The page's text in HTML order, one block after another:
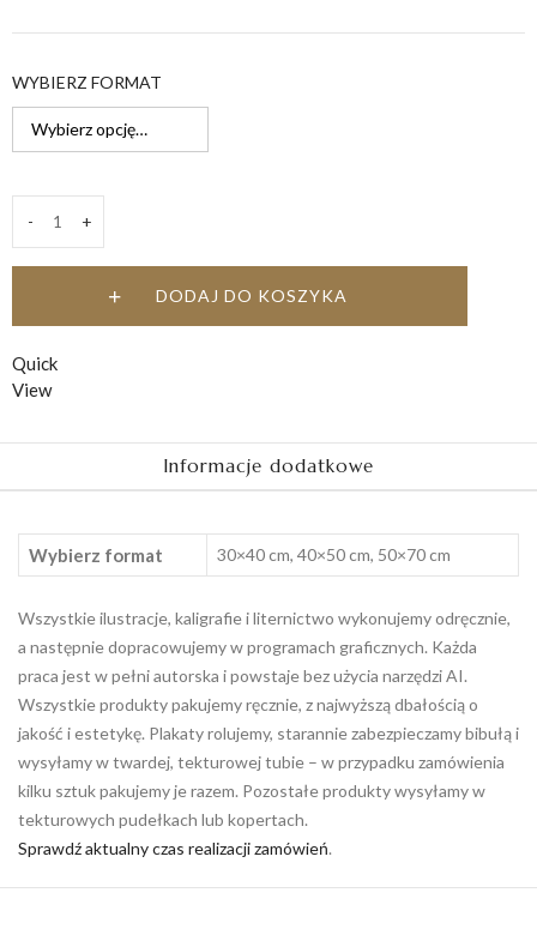
WYBIERZ FORMAT
-
Kawa
+
DODAJ DO KOSZYKA
Quick
View
Informacje dodatkowe
Wybierz format 30×40 cm, 40×50 cm, 50×70 cm
Wszystkie ilustracje, kaligrafie i liternictwo wykonujemy odręcznie,
a następnie dopracowujemy w programach graficznych. Każda
praca jest w pełni autorska i powstaje bez użycia narzędzi AI.
Wszystkie produkty pakujemy ręcznie, z najwyższą dbałością o
jakość i estetykę. Plakaty rolujemy, starannie zabezpieczamy bibułą i
wysyłamy w twardej, tekturowej tubie – w przypadku zamówienia
kilku sztuk pakujemy je razem. Pozostałe produkty wysyłamy w
tekturowych pudełkach lub kopertach.
Sprawdź aktualny czas realizacji zamówień.